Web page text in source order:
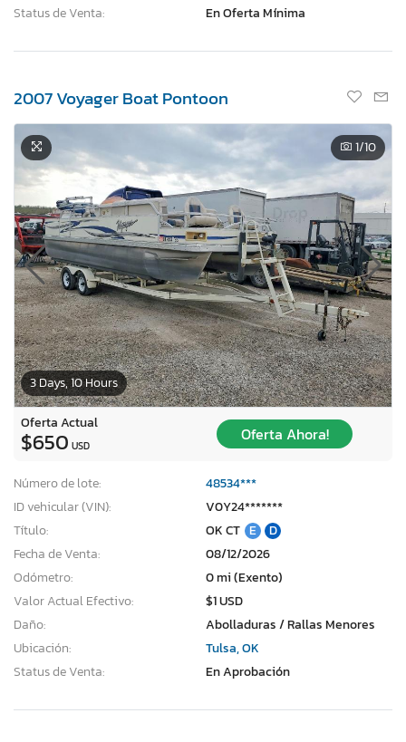
Status de Venta:
En Oferta Mínima
2007 Voyager Boat Pontoon
3 Days, 10 Hours
1/10
Oferta Actual
$650 USD
Oferta Ahora!
Número de lote:
48534***
ID vehicular (VIN):
V0Y24*******
Título:
OK CT E
D
Fecha de Venta:
08/12/2026
Odómetro:
0 mi (Exento)
Valor Actual Efectivo:
$1 USD
Daño:
Abolladuras / Rallas Menores
Ubicación:
Tulsa, OK
Status de Venta:
En Aprobación